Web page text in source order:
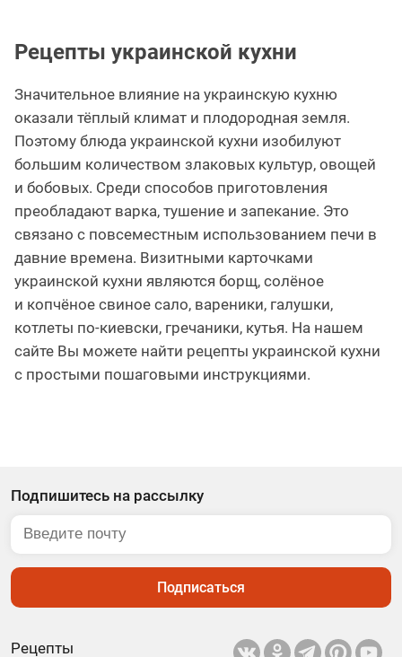
Рецепты украинской кухни
Значительное влияние на украинскую кухню
оказали тёплый климат и плодородная земля.
Поэтому блюда украинской кухни изобилуют
большим количеством злаковых культур, овощей
и бобовых. Среди способов приготовления
преобладают варка, тушение и запекание. Это
связано с повсеместным использованием печи в
давние времена. Визитными карточками
украинской кухни являются борщ, солёное
и копчёное свиное сало, вареники, галушки,
котлеты по-киевски, гречаники, кутья. На нашем
сайте Вы можете найти рецепты украинской кухни
с простыми пошаговыми инструкциями.
Рецепты
Подпишитесь на рассылку
Подписаться